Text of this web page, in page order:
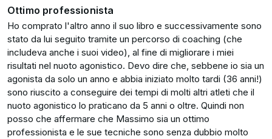
Ottimo professionista
Ho comprato l'altro anno il suo libro e successivamente sono
stato da lui seguito tramite un percorso di coaching (che
includeva anche i suoi video), al fine di migliorare i miei
risultati nel nuoto agonistico. Devo dire che, sebbene io sia un
agonista da solo un anno e abbia iniziato molto tardi (36 anni!)
sono riuscito a conseguire dei tempi di molti altri atleti che il
nuoto agonistico lo praticano da 5 anni o oltre. Quindi non
posso che affermare che Massimo sia un ottimo
professionista e le sue tecniche sono senza dubbio molto